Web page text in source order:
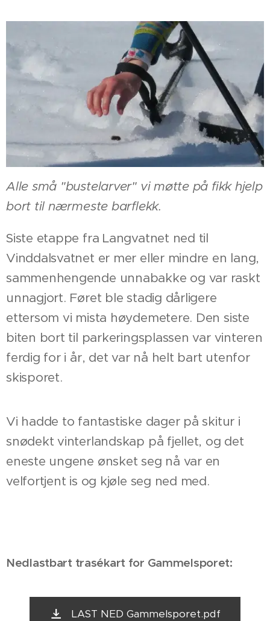
Alle små "bustelarver" vi møtte på fikk hjelp
bort til nærmeste barflekk.
Siste etappe fra Langvatnet ned til
Vinddalsvatnet er mer eller mindre en lang,
sammenhengende unnabakke og var raskt
unnagjort. Føret ble stadig dårligere
ettersom vi mista høydemetere. Den siste
biten bort til parkeringsplassen var vinteren
ferdig for i år, det var nå helt bart utenfor
skisporet.
Vi hadde to fantastiske dager på skitur i
snødekt vinterlandskap på fjellet, og det
eneste ungene ønsket seg nå var en
velfortjent is og kjøle seg ned med.
Nedlastbart trasékart for Gammelsporet:
LAST NED Gammelsporet.pdf